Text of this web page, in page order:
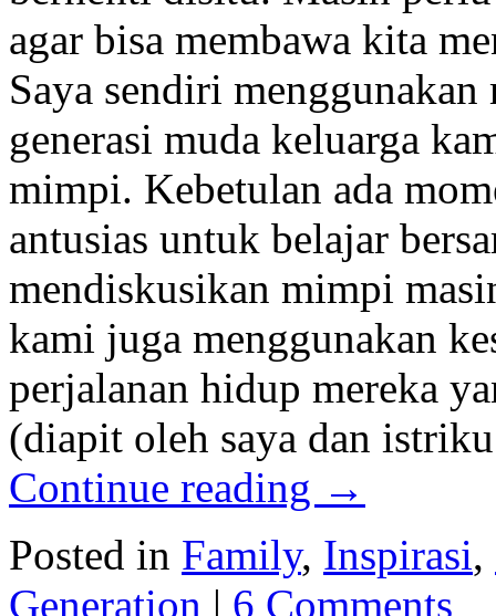
agar bisa membawa kita
Saya sendiri
generasi muda keluarga
mimpi. Kebetulan ada
antusias untuk belajar
mendiskusikan mimpi
kami juga menggunakan
perjalanan hidup mereka
(diapit oleh saya dan
Continue reading →
Posted in Family, Inspirasi,
Generation | 6 Comments